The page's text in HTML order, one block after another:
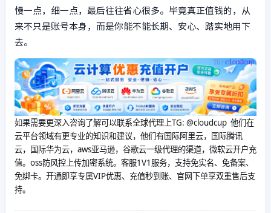
慢一点，细一点，最后往往省心很多。毕竟真正值钱的，从
来不只是账号本身，而是你能不能长期、安心、踏实地用下
去。
如果需要更深入咨询了解可以联系全球代理上TG: @cloudcup 他们在
云平台领域有更专业的知识和建议，他们有国际阿里云，国际腾讯
云，国际华为云，aws亚马逊，谷歌云一级代理的渠道，微软云开户充
值。oss防风控上传加密系统。客服1V1服务，支持免实名、免备案、
免绑卡。开通即享专属VIP优惠、充值秒到账、官网下单享双重售后支
持。